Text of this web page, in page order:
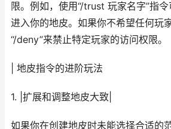
限。例如，使用“/trust 玩家名字”指
进入你的地皮。如果你不希望任何玩
“/deny”来禁止特定玩家的访问权限。
| 地皮指令的进阶玩法
1. |扩展和调整地皮大致|
如果你在创建地皮时未能选择合适的